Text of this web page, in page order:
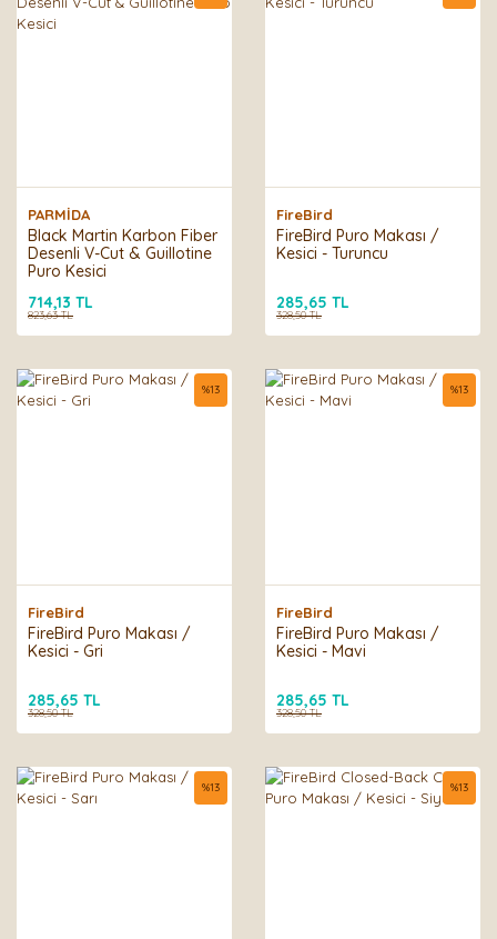
PARMİDA
Black Martin Karbon Fiber
Desenli V-Cut & Guillotine
Puro Kesici
714,13 TL
823,63 TL
FireBird
FireBird Puro Makası /
Kesici - Turuncu
285,65 TL
328,50 TL
FireBird
FireBird Puro Makası /
Kesici - Gri
%13
285,65 TL
328,50 TL
FireBird
FireBird Puro Makası /
Kesici - Mavi
%13
285,65 TL
328,50 TL
%13 %13